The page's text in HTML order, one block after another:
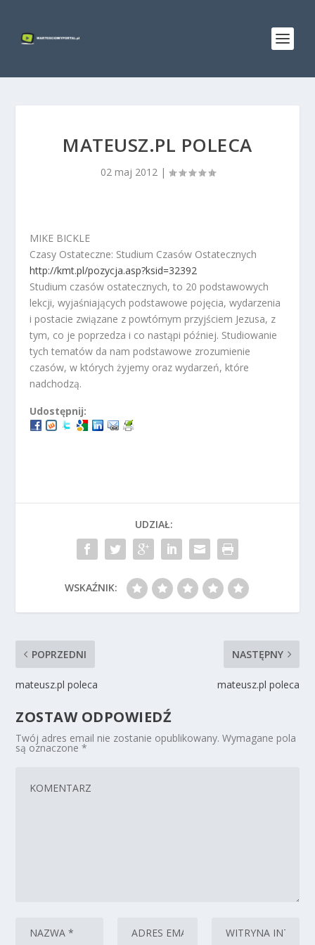
MATEUSZ.PL POLECA
02 maj 2012|
MIKE BICKLE
Czasy Ostateczne: Studium Czasów Ostatecznych
http://kmt.pl/pozycja.asp?ksid=32392
Studium czasów ostatecznych, to 20 podstawowych
lekcji, wyjaśniających podstawowe pojęcia, wydarzenia
i postacie związane z powtórnym przyjściem Jezusa, z
tym, co je poprzedza i co nastąpi później. Studiowanie
tych tematów da nam podstawowe zrozumienie
czasów, w których żyjemy oraz wydarzeń, które
nadchodzą.
Udostępnij:
UDZIAŁ:
WSKAŹNIK:
POPRZEDNI
mateusz.pl poleca
NASTĘPNY
mateusz.pl poleca
ZOSTAW ODPOWIEDŹ
Twój adres email nie zostanie opublikowany. Wymagane pola
są oznaczone*